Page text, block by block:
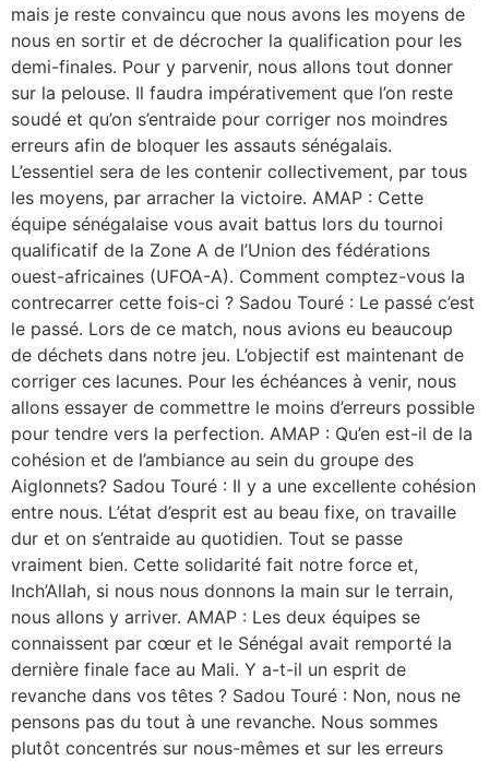
mais je reste convaincu que nous avons les moyens de
nous en sortir et de décrocher la qualification pour les
demi-finales. Pour y parvenir, nous allons tout donner
sur la pelouse. Il faudra impérativement que l’on reste
soudé et qu’on s’entraide pour corriger nos moindres
erreurs afin de bloquer les assauts sénégalais.
L’essentiel sera de les contenir collectivement, par tous
les moyens, par arracher la victoire. AMAP : Cette
équipe sénégalaise vous avait battus lors du tournoi
qualificatif de la Zone A de l’Union des fédérations
ouest-africaines (UFOA-A). Comment comptez-vous la
contrecarrer cette fois-ci ? Sadou Touré : Le passé c’est
le passé. Lors de ce match, nous avions eu beaucoup
de déchets dans notre jeu. L’objectif est maintenant de
corriger ces lacunes. Pour les échéances à venir, nous
allons essayer de commettre le moins d’erreurs possible
pour tendre vers la perfection. AMAP : Qu’en est-il de la
cohésion et de l’ambiance au sein du groupe des
Aiglonnets? Sadou Touré : Il y a une excellente cohésion
entre nous. L’état d’esprit est au beau fixe, on travaille
dur et on s’entraide au quotidien. Tout se passe
vraiment bien. Cette solidarité fait notre force et,
Inch’Allah, si nous nous donnons la main sur le terrain,
nous allons y arriver. AMAP : Les deux équipes se
connaissent par cœur et le Sénégal avait remporté la
dernière finale face au Mali. Y a-t-il un esprit de
revanche dans vos têtes ? Sadou Touré : Non, nous ne
pensons pas du tout à une revanche. Nous sommes
plutôt concentrés sur nous-mêmes et sur les erreurs